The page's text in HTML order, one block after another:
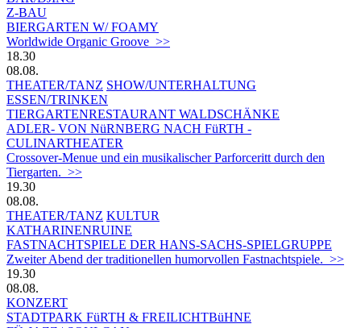
Z-BAU
BIERGARTEN W/ FOAMY
Worldwide Organic Groove >>
18.30
08.08.
THEATER/TANZ SHOW/UNTERHALTUNG
ESSEN/TRINKEN
TIERGARTEN­RESTAURANT WALDSCHÄNKE
ADLER- VON NüRNBERG NACH FüRTH -
CULINARTHEATER
Crossover-Menue und ein musikalischer Parforceritt durch den
Tiergarten. >>
19.30
08.08.
THEATER/TANZ KULTUR
KATHARINENRUINE
FASTNACHTSPIELE DER HANS-SACHS-SPIELGRUPPE
Zweiter Abend der traditionellen humorvollen Fastnachtspiele. >>
19.30
08.08.
KONZERT
STADTPARK FüRTH & FREILICHTBüHNE